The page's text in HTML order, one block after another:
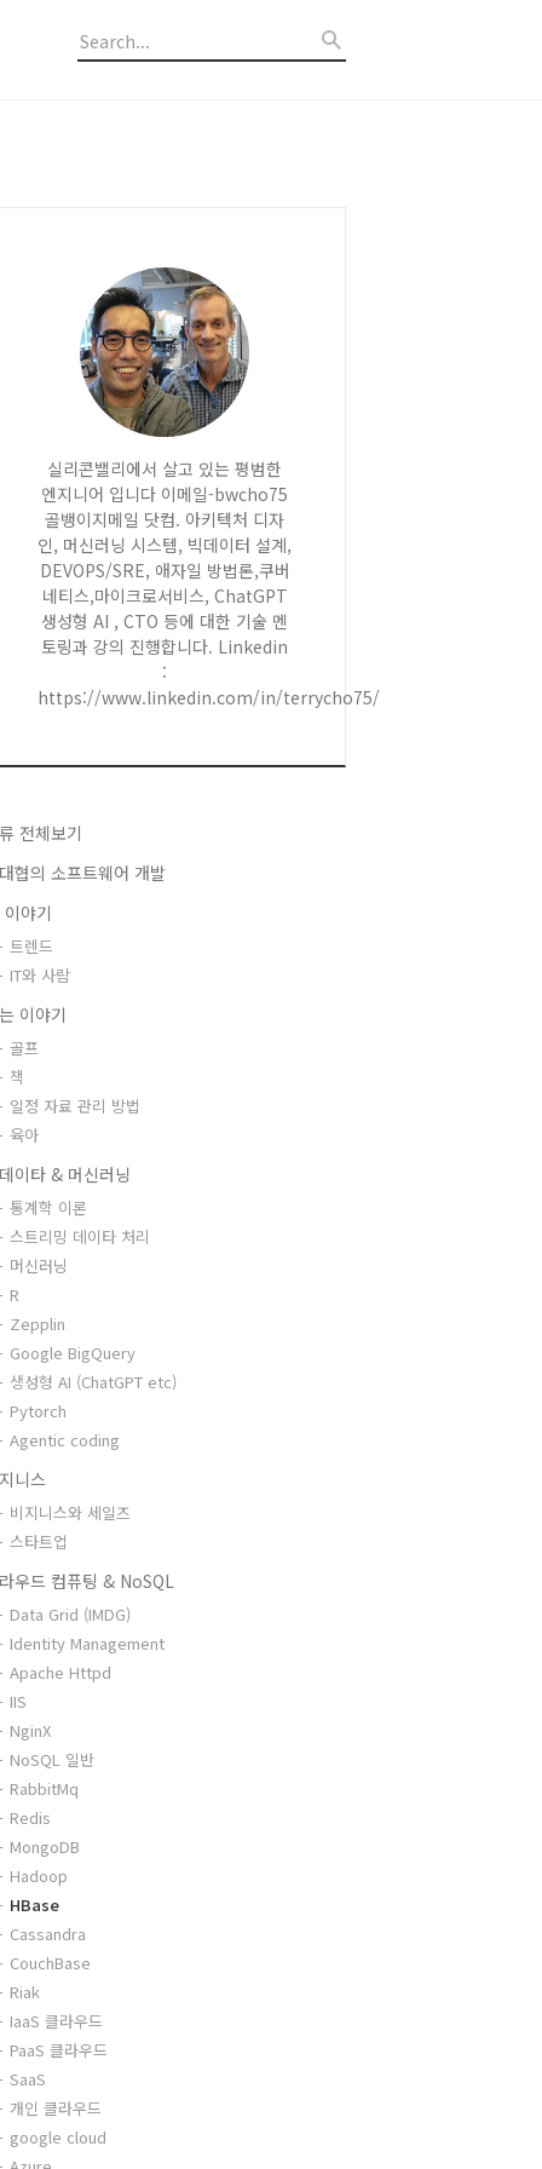
실리콘밸리에서 살고 있는 평범한
엔지니어 입니다 이메일-bwcho75
골뱅이지메일 닷컴. 아키텍처 디자
인, 머신러닝 시스템, 빅데이터 설계,
DEVOPS/SRE, 애자일 방법론,쿠버
네티스,마이크로서비스, ChatGPT
생성형 AI , CTO 등에 대한 기술 멘
토링과 강의 진행합니다. Linkedin
:
https://www.linkedin.com/in/terrycho75/
전체보기
협의 소프트웨어 개발
야기
트렌드
IT와 사람
이야기
골프
책
일정 자료 관리 방법
육아
이타 & 머신러닝
통계학 이론
스트리밍 데이타 처리
머신러닝
R
Zepplin
Google BigQuery
생성형 AI (ChatGPT etc)
Pytorch
Agentic coding
니스
비지니스와 세일즈
스타트업
우드 컴퓨팅 & NoSQL
Data Grid (IMDG)
Identity Management
Apache Httpd
IIS
NginX
NoSQL 일반
RabbitMq
Redis
MongoDB
Hadoop
HBase
Cassandra
CouchBase
Riak
IaaS 클라우드
PaaS 클라우드
SaaS
개인 클라우드
google cloud